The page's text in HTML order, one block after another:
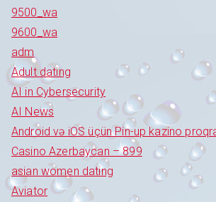
9500_wa
9600_wa
adm
Adult dating
AI in Cybersecurity
AI News
Android və iOS üçün Pin-up kazino
Casino Azerbaycan – 899
asian women dating
Aviator